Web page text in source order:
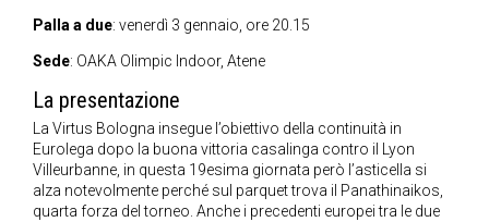
Palla a due: venerdì 3 gennaio, ore 20.15
Sede: OAKA Olimpic Indoor, Atene
La presentazione
La Virtus Bologna insegue l’obiettivo della continuità in
Eurolega dopo la buona vittoria casalinga contro il Lyon
Villeurbanne, in questa 19esima giornata però l’asticella si
alza notevolmente perché sul parquet trova il Panathinaikos,
quarta forza del torneo. Anche i precedenti europei tra le due